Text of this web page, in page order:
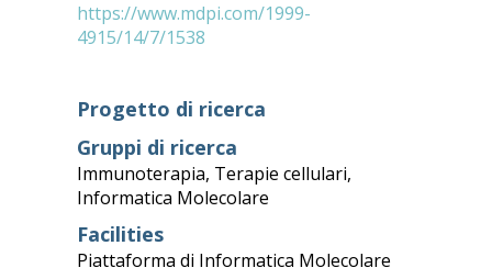
https://www.mdpi.com/1999-
4915/14/7/1538
Progetto di ricerca
Gruppi di ricerca
Immunoterapia, Terapie cellulari,
Informatica Molecolare
Facilities
Piattaforma di Informatica Molecolare